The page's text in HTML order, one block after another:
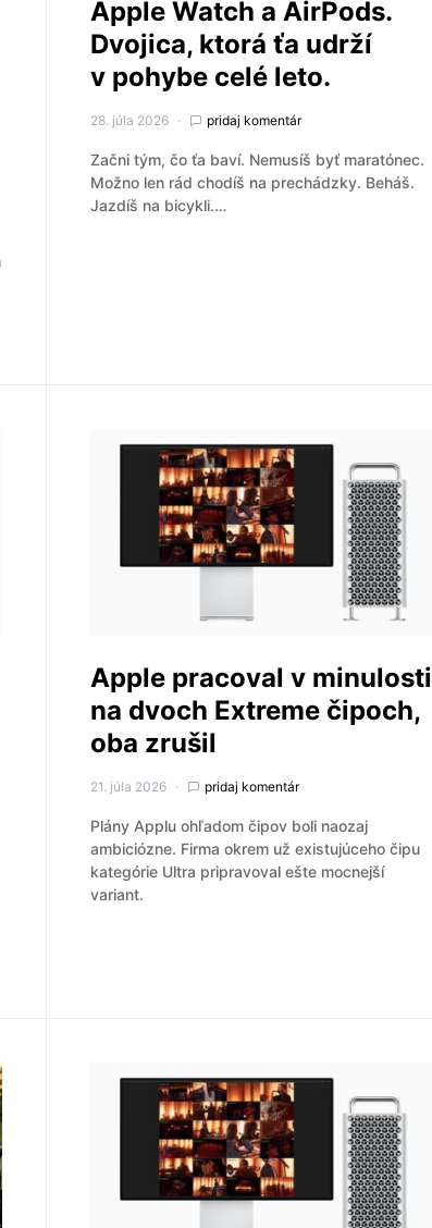
Apple Watch a AirPods.
Dvojica, ktorá ťa udrží
v pohybe celé leto.
28. júla 2026 pridaj komentár
Začni tým, čo ťa baví. Nemusíš byť maratónec.
Možno len rád chodíš na prechádzky. Beháš.
Jazdíš na bicykli.…
Apple pracoval v minulosti
na dvoch Extreme čipoch,
oba zrušil
21. júla 2026 pridaj komentár
Plány Applu ohľadom čipov boli naozaj
ambiciózne. Firma okrem už existujúceho čipu
kategórie Ultra pripravoval ešte mocnejší
variant.